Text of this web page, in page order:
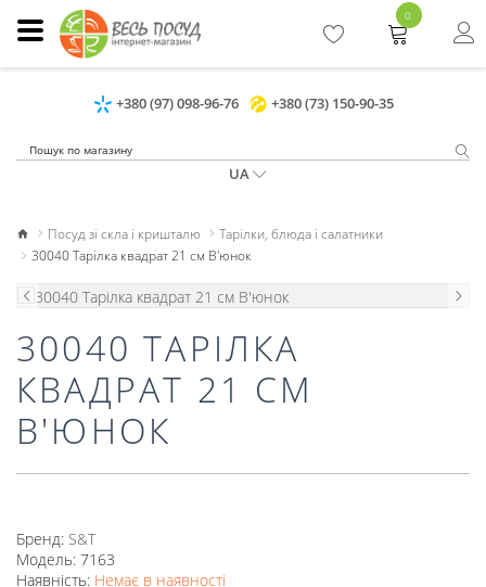
+380 (97) 098-96-76 +380 (73) 150-90-35
UA
0
Посуд зі скла і кришталю
Тарілки, блюда і салатники
30040 Тарілка квадрат 21 см В'юнок
30040 ТАРІЛКА
КВАДРАТ 21 СМ
В'ЮНОК
Бренд: S&T
Модель: 7163
Наявність: Немає в наявності